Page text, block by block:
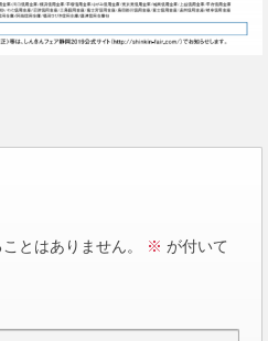
とはありません。 ※ が付いて